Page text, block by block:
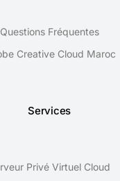
Questions Fréquentes
Creative Cloud Maroc
Services
Privé Virtuel Cloud